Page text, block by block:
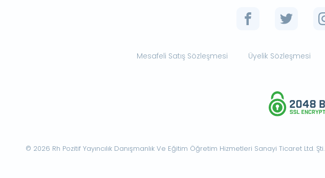
Mesafeli Satış Sözleşmesi Üyelik Sözleşmesi
© 2026 Rh Pozitif Yayıncılık Danışmanlık Ve Eğitim Öğretim Hizmetleri Sanayi Ticaret Ltd. Şti.